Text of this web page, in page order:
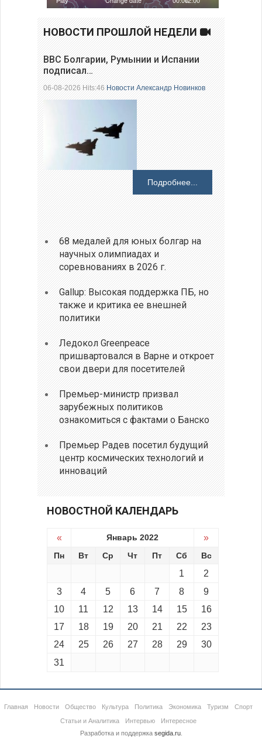
НОВОСТИ ПРОШЛОЙ НЕДЕЛИ
ВВС Болгарии, Румынии и Испании
подписал…
06-08-2026 Hits:46Новости Александр Новинков
Подробнее...
68 медалей для юных болгар на
научных олимпиадах и
соревнованиях в 2026 г.
Gallup: Высокая поддержка ПБ, но
также и критика ее внешней
политики
Ледокол Greenpeace
пришвартовался в Варне и откроет
свои двери для посетителей
Премьер-министр призвал
зарубежных политиков
ознакомиться с фактами о Банско
Премьер Радев посетил будущий
центр космических технологий и
инноваций
НОВОСТНОЙ КАЛЕНДАРЬ
« Январь 2022 »
Пн Вт Ср Чт Пт Сб Вс
1
2
3
4 5 6 7 8
9
10
11 12 13 14 15
16
17
18 19 20 21 22
23
24
25 26 27 28 29
30
31
Главная Новости Общество Культура Политика Экономика Туризм
Спорт
Статьи и Аналитика
Интервью
Интересное
Разработка и поддержка segida.ru.